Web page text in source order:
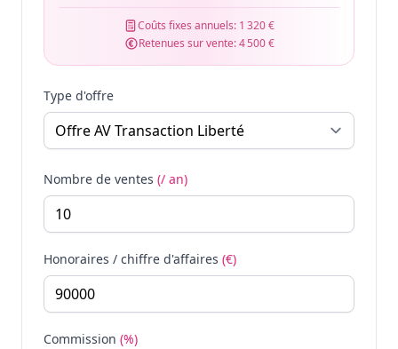
Coûts fixes annuels: 1 320 €
Retenues sur vente:4 500 €
Type d'offre
Nombre de ventes (/ an)
Honoraires / chiffre d'affaires (€)
Commission (%)